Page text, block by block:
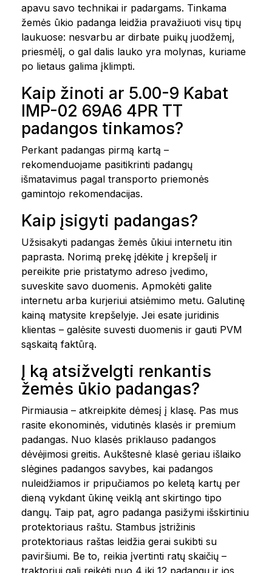
apavu savo technikai ir padargams. Tinkama
žemės ūkio padanga leidžia pravažiuoti visų tipų
laukuose: nesvarbu ar dirbate puikų juodžemį,
priesmėlį, o gal dalis lauko yra molynas, kuriame
po lietaus galima įklimpti.
Kaip žinoti ar 5.00-9 Kabat
IMP-02 69A6 4PR TT
padangos tinkamos?
Perkant padangas pirmą kartą –
rekomenduojame pasitikrinti padangų
išmatavimus pagal transporto priemonės
gamintojo rekomendacijas.
Kaip įsigyti padangas?
Užsisakyti padangas žemės ūkiui internetu itin
paprasta. Norimą prekę įdėkite į krepšelį ir
pereikite prie pristatymo adreso įvedimo,
suveskite savo duomenis. Apmokėti galite
internetu arba kurjeriui atsiėmimo metu. Galutinę
kainą matysite krepšelyje. Jei esate juridinis
klientas – galėsite suvesti duomenis ir gauti PVM
sąskaitą faktūrą.
Į ką atsižvelgti renkantis
žemės ūkio padangas?
Pirmiausia – atkreipkite dėmesį į klasę. Pas mus
rasite ekonominės, vidutinės klasės ir premium
padangas. Nuo klasės priklauso padangos
dėvėjimosi greitis. Aukštesnė klasė geriau išlaiko
slėgines padangos savybes, kai padangos
nuleidžiamos ir pripučiamos po keletą kartų per
dieną vykdant ūkinę veiklą ant skirtingo tipo
dangų. Taip pat, agro padanga pasižymi išskirtiniu
protektoriaus raštu. Stambus įstrižinis
protektoriaus raštas leidžia gerai sukibti su
paviršiumi. Be to, reikia įvertinti ratų skaičių –
traktoriui gali reikėti nuo 4 iki 12 padangų ir jos